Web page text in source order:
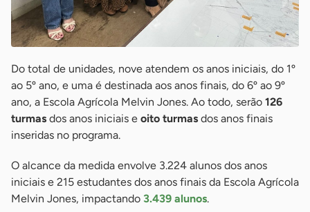
Do total de unidades, nove atendem os anos iniciais, do 1º
ao 5º ano, e uma é destinada aos anos finais, do 6º ao 9º
ano, a Escola Agrícola Melvin Jones. Ao todo, serão 126
turmas dos anos iniciais e oito turmas dos anos finais
inseridas no programa.
O alcance da medida envolve 3.224 alunos dos anos
iniciais e 215 estudantes dos anos finais da Escola Agrícola
Melvin Jones, impactando 3.439 alunos.